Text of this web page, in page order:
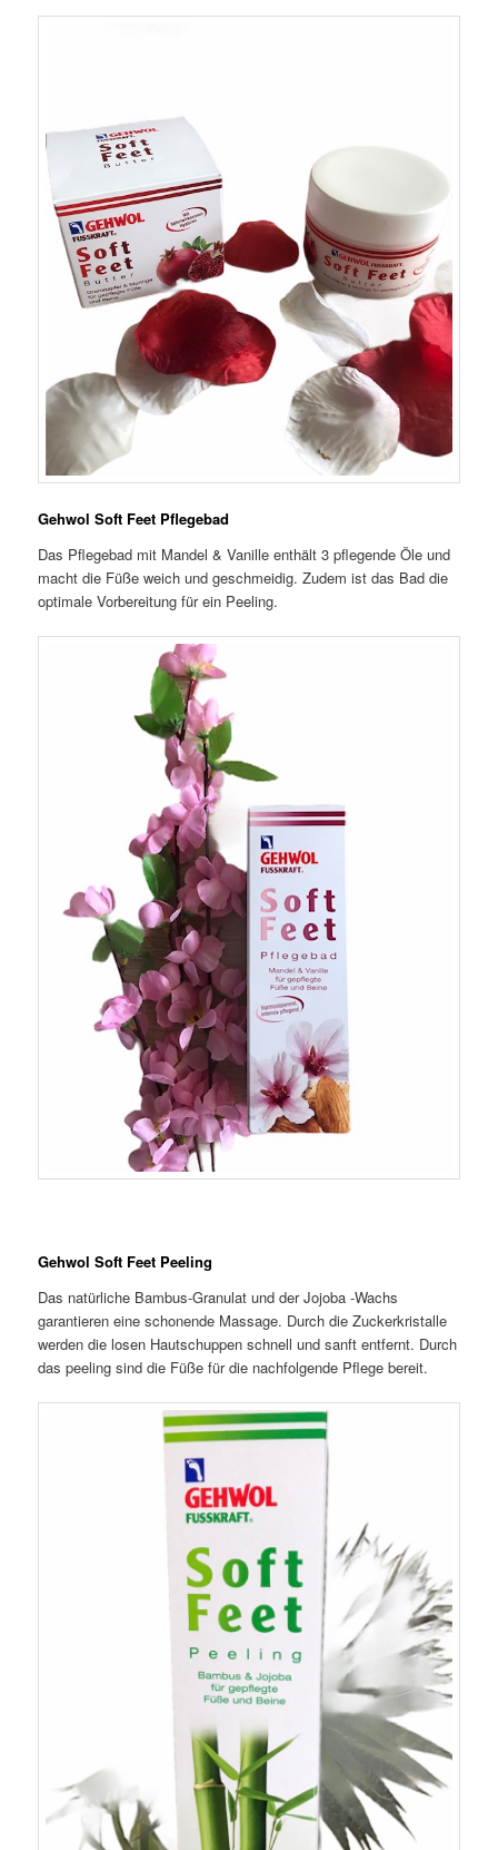
Gehwol Soft Feet Pflegebad
Das Pflegebad mit Mandel & Vanille enthält 3 pflegende Öle und
macht die Füße weich und geschmeidig. Zudem ist das Bad die
optimale Vorbereitung für ein Peeling.
Gehwol Soft Feet Peeling
Das natürliche Bambus-Granulat und der Jojoba -Wachs
garantieren eine schonende Massage. Durch die Zuckerkristalle
werden die losen Hautschuppen schnell und sanft entfernt. Durch
das peeling sind die Füße für die nachfolgende Pflege bereit.